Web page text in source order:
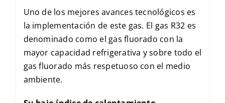
Uno de los mejores avances tecnológicos es
la implementación de este gas. El gas R32 es
denominado como el gas fluorado con la
mayor capacidad refrigerativa y sobre todo el
gas fluorado más respetuoso con el medio
ambiente.